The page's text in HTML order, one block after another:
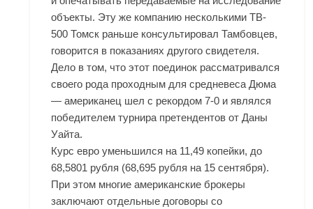
объекты. Эту же компанию несколькими TB-
500 Томск раньше консультировал Тамбовцев,
говорится в показаниях другого свидетеля.
Дело в том, что этот поединок рассматривался
своего рода проходным для средневеса Дюма
— американец шел с рекордом 7-0 и являлся
победителем турнира претендентов от Даны
Уайта.
Курс евро уменьшился на 11,49 копейки, до
68,5801 рубля (68,695 рубля на 15 сентября).
При этом многие американские брокеры
заключают отдельные договоры со